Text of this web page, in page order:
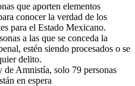
que aporten elementos
conocer la verdad de los
para el Estado Mexicano.
a las que se conceda la
estén siendo procesados o se
delito.
de Amnistía, solo 79 personas
en espera